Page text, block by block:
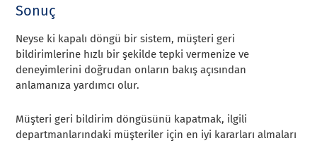
Sonuç
Neyse ki kapalı döngü bir sistem, müşteri geri
bildirimlerine hızlı bir şekilde tepki vermenize ve
deneyimlerini doğrudan onların bakış açısından
anlamanıza yardımcı olur.
Müşteri geri bildirim döngüsünü kapatmak, ilgili
departmanlarındaki müşteriler için en iyi kararları almaları